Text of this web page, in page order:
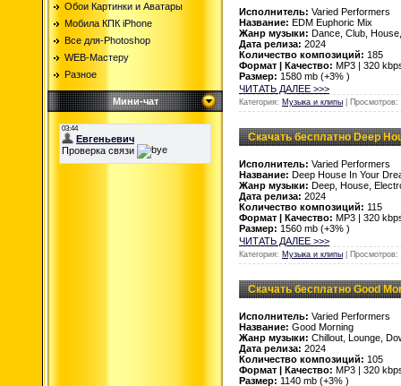
Обои Картинки и Аватары
Мобила КПК iPhone
Все для-Photoshop
WEB-Мастеру
Разное
Мини-чат
Исполнитель: Varied Performers
Название: EDM Euphoric Mix
Жанр музыки: Dance, Club,
Дата релиза: 2024
Количество композиций: 185
Формат | Качество: MP3 | 320
Размер: 1580 mb (+3% )
ЧИТАТЬ ДАЛЕЕ >>>
Категория: Музыка и клипы |
Скачать бесплатно Deep
Исполнитель: Varied Performers
Название: Deep House In Your
Жанр музыки: Deep, House,
Дата релиза: 2024
Количество композиций: 115
Формат | Качество: MP3 | 320
Размер: 1560 mb (+3% )
ЧИТАТЬ ДАЛЕЕ >>>
Категория: Музыка и клипы |
Скачать бесплатно Good
Исполнитель: Varied Performers
Название: Good Morning
Жанр музыки: Chillout, Lounge,
Дата релиза: 2024
Количество композиций: 105
Формат | Качество: MP3 | 320
Размер: 1140 mb (+3% )